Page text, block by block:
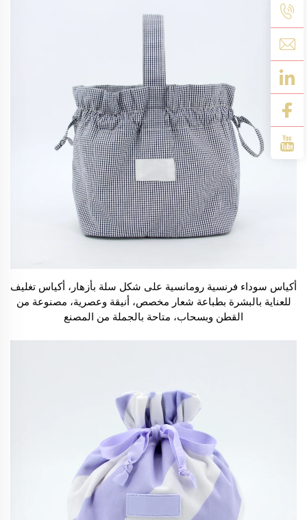
أكياس سوداء فرنسية رومانسية على شكل سلة بأزهار، أكياس تغليف
للعناية بالبشرة بطباعة شعار مخصص، أنيقة وعصرية، مصنوعة من
القطن وبسحاب، متاحة بالجملة من المصنع